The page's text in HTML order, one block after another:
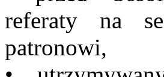
referaty na
patronowi,